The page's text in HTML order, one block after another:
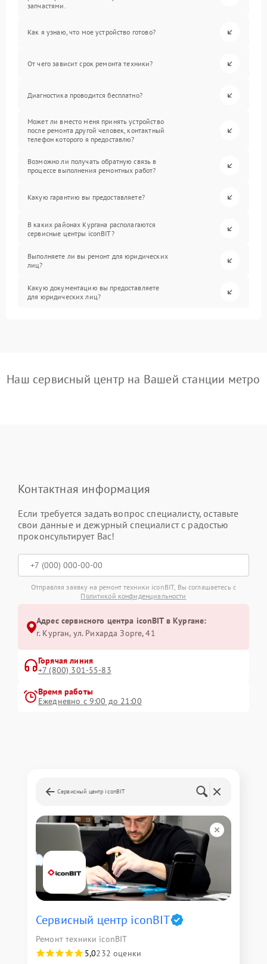
запчастями.
Как я узнаю, что мое устройство готово?
От чего зависит срок ремонта техники?
Диагностика проводится бесплатно?
Может ли вместо меня принять устройство
после ремонта другой человек, контактный
телефон которого я предоставлю?
Возможно ли получать обратную связь в
процессе выполнения ремонтных работ?
Какую гарантию вы предоставляете?
В каких районах Кургана располагаются
сервисные центры iconBIT?
Выполняете ли вы ремонт для юридических
лиц?
Какую документацию вы предоставляете
для юридических лиц?
Наш сервисный центр на Вашей станции метро
Контактная информация
Если требуется задать вопрос специалисту, оставьте
свои данные и дежурный специалист с радостью
проконсультирует Вас!
Отправляя заявку на ремонт техники iconBIT, Вы соглашаетесь с
Политикой конфиденциальности
Адрес сервисного центра iconBIT в Кургане:
г. Курган, ул. Рихарда Зорге, 41
Горячая линия
+7 (800) 301-55-83
Время работы
Ежедневно с 9:00 до 21:00
Сервисный центр iconBIT
Сервисный центр iconBIT
Ремонт техники iconBIT
5,0232 оценки